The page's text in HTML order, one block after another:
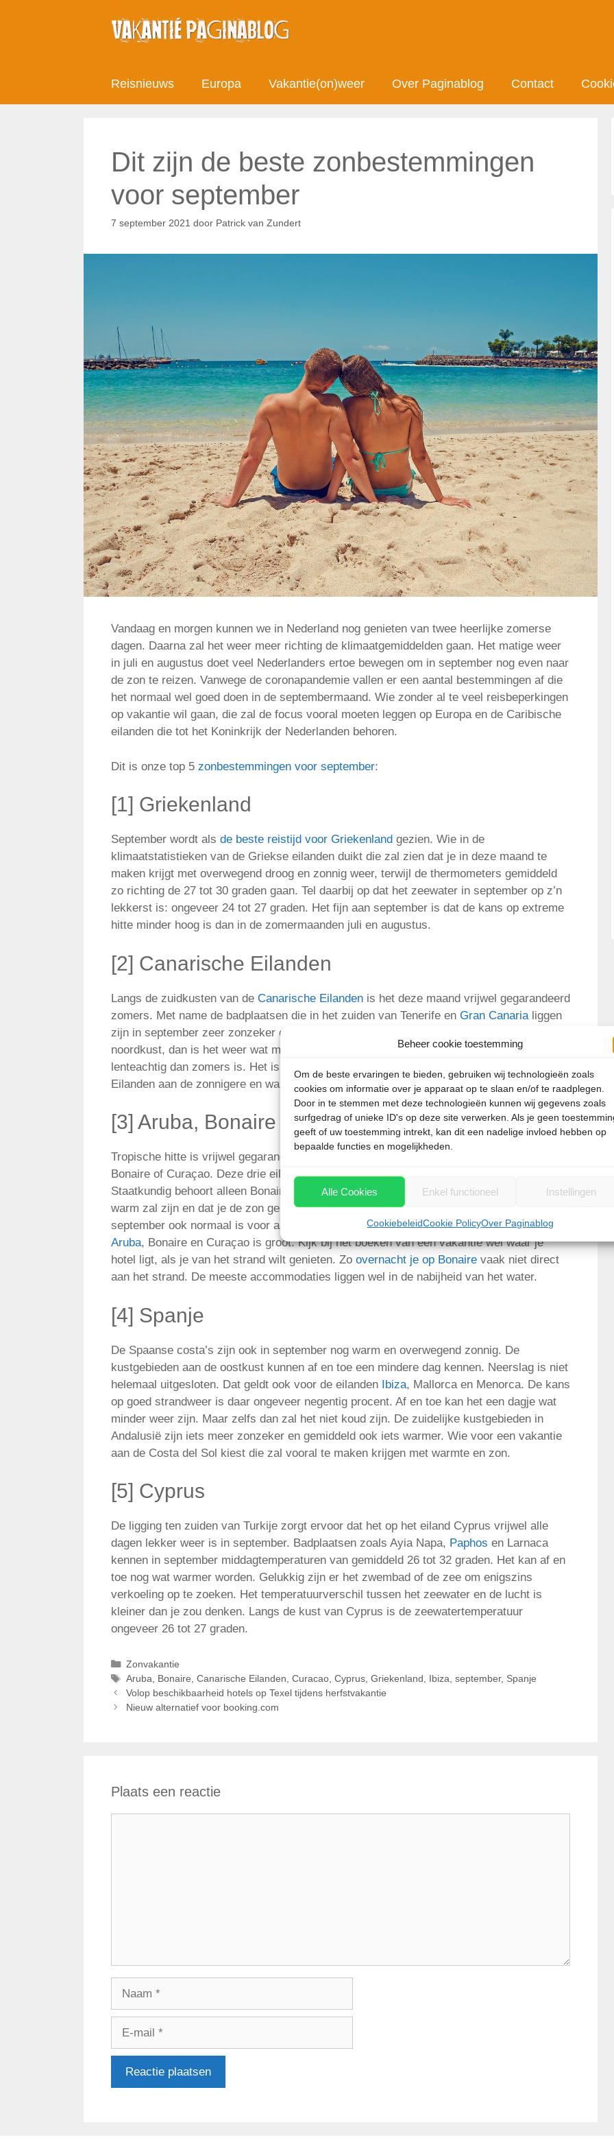
Beheer cookie toestemming
Om de beste ervaringen te bieden, gebruiken wij technologieën zoals
cookies om informatie over je apparaat op te slaan en/of te raadplegen.
Door in te stemmen met deze technologieën kunnen wij gegevens zoals
surfgedrag of unieke ID's op deze site verwerken. Als je geen
geeft of uw toestemming intrekt, kan dit een nadelige invloed hebben op
bepaalde functies en mogelijkheden.
Alle Cookies Enkel functioneel Instellingen
CookiebeleidCookie PolicyOver Paginablog
Reisnieuws Europa Vakantie(on)weer Over Paginablog Contact
Dit zijn de beste zonbestemmingen
voor september
7 september 2021 door Patrick van Zundert
Vandaag en morgen kunnen we in Nederland nog genieten van twee heerlijke zomerse
dagen. Daarna zal het weer meer richting de klimaatgemiddelden gaan. Het matige weer
in juli en augustus doet veel Nederlanders ertoe bewegen om in september nog even naar
de zon te reizen. Vanwege de coronapandemie vallen er een aantal bestemmingen af die
het normaal wel goed doen in de septembermaand. Wie zonder al te veel reisbeperkingen
op vakantie wil gaan, die zal de focus vooral moeten leggen op Europa en de Caribische
eilanden die tot het Koninkrijk der Nederlanden behoren.
Dit is onze top 5 zonbestemmingen voor september:
[1] Griekenland
September wordt als de beste reistijd voor Griekenland gezien. Wie in de
klimaatstatistieken van de Griekse eilanden duikt die zal zien dat je in deze maand te
maken krijgt met overwegend droog en zonnig weer, terwijl de thermometers gemiddeld
zo richting de 27 tot 30 graden gaan. Tel daarbij op dat het zeewater in september op z’n
lekkerst is: ongeveer 24 tot 27 graden. Het fijn aan september is dat de kans op extreme
hitte minder hoog is dan in de zomermaanden juli en augustus.
[2] Canarische Eilanden
Langs de zuidkusten van de Canarische Eilanden is het deze maand vrijwel gegarandeerd
zomers. Met name de badplaatsen die in het zuiden van Tenerife en Gran Canaria liggen
zijn in september zeer zonzeker en aangenaam warm. Kies je voor een vakantie aan de
noordkust, dan is het weer wat minder voorspelbaar. De kans is groot dat het daar eerder
lenteachtig dan zomers is. Het is niet voor niets dat veel van de hotels op de Canarische
Eilanden aan de zonnigere en warmere zuidkusten te vinden zijn.
[3] Aruba, Bonaire en Curaçao
Tropische hitte is vrijwel gegarandeerd als je kiest voor een zonvakantie naar Aruba,
Bonaire of Curaçao. Deze drie eilanden behoorden vroeger tot de Nederlandse Antillen.
Staatkundig behoort alleen Bonaire nog tot het land Nederland. Qua weer weet je dat het
warm zal zijn en dat je de zon geregeld zult zien. Af en toe een tropische bui is iets wat in
september ook normaal is voor alledrie de eilanden. Het aanbod van vakanties naar
Aruba, Bonaire en Curaçao is groot. Kijk bij het boeken van een vakantie wel waar je
hotel ligt, als je van het strand wilt genieten. Zo overnacht je op Bonaire vaak niet direct
aan het strand. De meeste accommodaties liggen wel in de nabijheid van het water.
[4] Spanje
De Spaanse costa’s zijn ook in september nog warm en overwegend zonnig. De
kustgebieden aan de oostkust kunnen af en toe een mindere dag kennen. Neerslag is niet
helemaal uitgesloten. Dat geldt ook voor de eilanden Ibiza, Mallorca en Menorca. De kans
op goed strandweer is daar ongeveer negentig procent. Af en toe kan het een dagje wat
minder weer zijn. Maar zelfs dan zal het niet koud zijn. De zuidelijke kustgebieden in
Andalusië zijn iets meer zonzeker en gemiddeld ook iets warmer. Wie voor een vakantie
aan de Costa del Sol kiest die zal vooral te maken krijgen met warmte en zon.
[5] Cyprus
De ligging ten zuiden van Turkije zorgt ervoor dat het op het eiland Cyprus vrijwel alle
dagen lekker weer is in september. Badplaatsen zoals Ayia Napa, Paphos en Larnaca
kennen in september middagtemperaturen van gemiddeld 26 tot 32 graden. Het kan af en
toe nog wat warmer worden. Gelukkig zijn er het zwembad of de zee om enigszins
verkoeling op te zoeken. Het temperatuurverschil tussen het zeewater en de lucht is
kleiner dan je zou denken. Langs de kust van Cyprus is de zeewatertemperatuur
ongeveer 26 tot 27 graden.
Categorieën
Zonvakantie
Tags
Aruba Bonaire Canarische Eilanden Curacao, Cyprus, Griekenland Ibiza september, Spanje
Volop beschikbaarheid hotels op Texel tijdens herfstvakantie
Nieuw alternatief voor booking.com
Plaats een reactie